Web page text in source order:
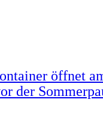
öffnet
der